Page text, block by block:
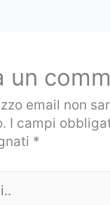
un
email non
I campi
*